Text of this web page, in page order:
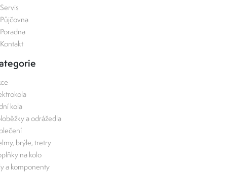
Servis
Půjčovna
Poradna
Kontakt
kola
a odrážedla
brýle, tretry
na kolo
a komponenty